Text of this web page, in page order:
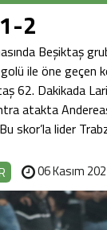
KURBAN
KOÇER’DEN
2
Beşiktaş
ile öne geçen
62. Dakikada
atakta
skor’la lider
06 Kasım